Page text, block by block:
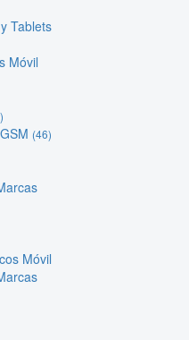
Tablets
Móvil
(46)
Móvil